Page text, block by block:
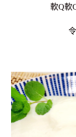
軟Q軟